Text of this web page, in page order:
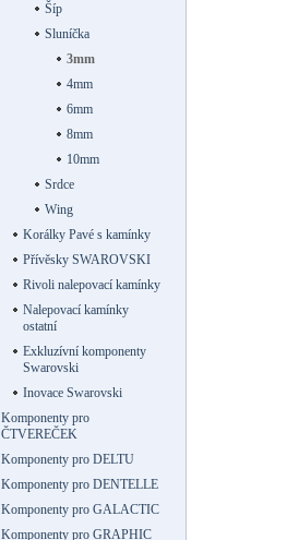
Šíp
Sluníčka
3mm
4mm
6mm
8mm
10mm
Srdce
Wing
Korálky Pavé s kamínky
Přívěsky SWAROVSKI
Rivoli nalepovací kamínky
Nalepovací kamínky
ostatní
Exkluzívní komponenty
Swarovski
Inovace Swarovski
Komponenty pro
ČTVEREČEK
Komponenty pro DELTU
Komponenty pro DENTELLE
Komponenty pro GALACTIC
Komponenty pro GRAPHIC